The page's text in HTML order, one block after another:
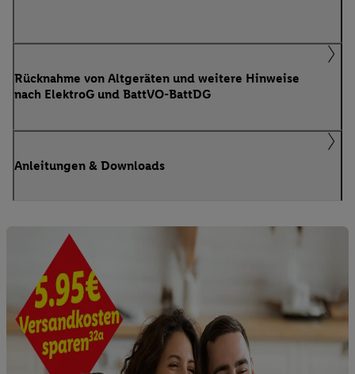
Rücknahme von Altgeräten und weitere Hinweise
nach ElektroG und BattVO-BattDG
Anleitungen & Downloads